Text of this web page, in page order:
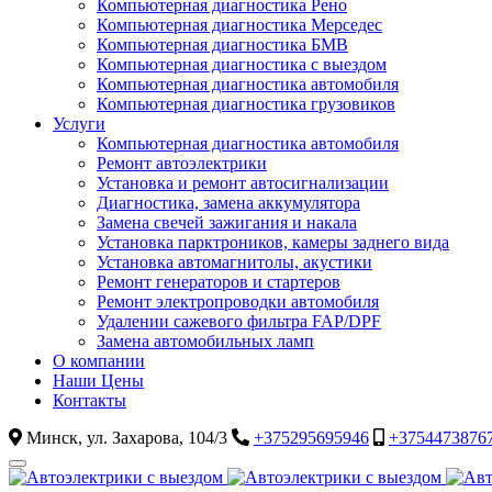
Компьютерная диагностика Рено
Компьютерная диагностика Мерседес
Компьютерная диагностика БМВ
Компьютерная диагностика с выездом
Компьютерная диагностика автомобиля
Компьютерная диагностика грузовиков
Услуги
Компьютерная диагностика автомобиля
Ремонт автоэлектрики
Установка и ремонт автосигнализации
Диагностика, замена аккумулятора
Замена свечей зажигания и накала
Установка парктроников, камеры заднего вида
Установка автомагнитолы, акустики
Ремонт генераторов и стартеров
Ремонт электропроводки автомобиля
Удалении сажевого фильтра FAP/DPF
Замена автомобильных ламп
О компании
Наши Цены
Контакты
Минск, ул. Захарова, 104/3
+375295695946